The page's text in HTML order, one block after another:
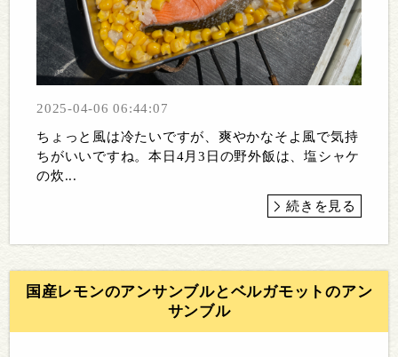
2025-04-06 06:44:07
ちょっと風は冷たいですが、爽やかなそよ風で気持
ちがいいですね。本日4月3日の野外飯は、塩シャケ
の炊...
続きを見る
国産レモンのアンサンブルとベルガモットのアン
サンブル